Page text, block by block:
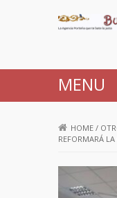
MENU
HOME /
REFORMARÁ